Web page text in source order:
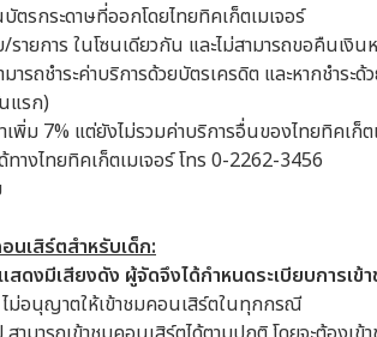
ตรกระดาษที่ออกโดยไทยทิคเก็ตเมเจอร์
รายการ ในโซนเดียวกัน และไม่สามารถขอคืนเ
ารถชำระค่าบริการด้วยบัตรเครดิต และหากชำระ
แรก)
เพิ่ม 7% แต่ยังไม่รวมค่าบริการอื่นของไทยทิคเก็ต
ทางไทยทิคเก็ตเมเจอร์ โทร 0-2262-3456
นเสิร์ตสำหรับเด็ก:
ดงมีเสียงดัง ผู้จัดจึงได้กำหนดระเบียบการเข้
ม่อนุญาตให้เข้าชมคอนเสิร์ตในทุกกรณี